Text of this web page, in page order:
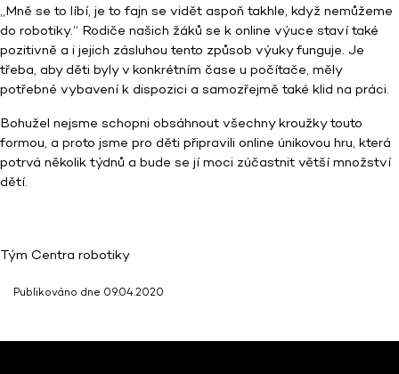
„Mně se to líbí, je to fajn se vidět aspoň takhle, když nemůžeme
do robotiky.“ Rodiče našich žáků se k online výuce staví také
pozitivně a i jejich zásluhou tento způsob výuky funguje. Je
třeba, aby děti byly v konkrétním čase u počítače, měly
potřebné vybavení k dispozici a samozřejmě také klid na práci.
Bohužel nejsme schopni obsáhnout všechny kroužky touto
formou, a proto jsme pro děti připravili online únikovou hru, která
potrvá několik týdnů a bude se jí moci zúčastnit větší množství
dětí.
Tým Centra robotiky
Publikováno dne 09.04.2020